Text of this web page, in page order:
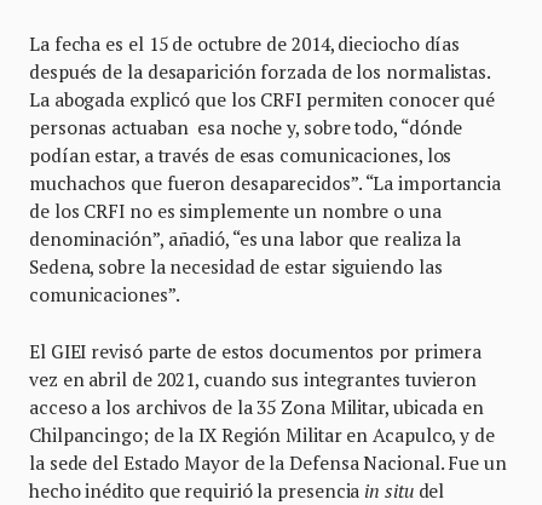
La fecha es el 15 de octubre de 2014, dieciocho días
después de la desaparición forzada de los normalistas.
La abogada explicó que los CRFI permiten conocer qué
personas actuaban esa noche y, sobre todo, “dónde
podían estar, a través de esas comunicaciones, los
muchachos que fueron desaparecidos”. “La importancia
de los CRFI no es simplemente un nombre o una
denominación”, añadió, “es una labor que realiza la
Sedena, sobre la necesidad de estar siguiendo las
comunicaciones”.
El GIEI revisó parte de estos documentos por primera
vez en abril de 2021, cuando sus integrantes tuvieron
acceso a los archivos de la 35 Zona Militar, ubicada en
Chilpancingo; de la IX Región Militar en Acapulco, y de
la sede del Estado Mayor de la Defensa Nacional. Fue un
hecho inédito que requirió la presencia in situdel